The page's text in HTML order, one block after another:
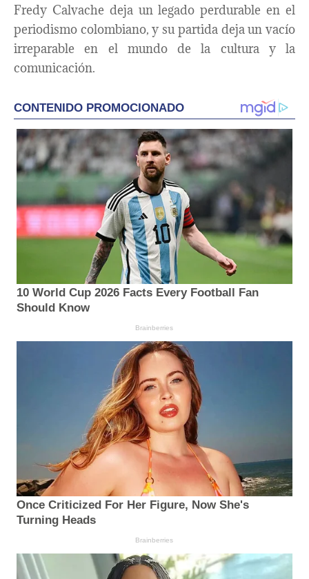
Fredy Calvache deja un legado perdurable en el
periodismo colombiano, y su partida deja un vacío
irreparable en el mundo de la cultura y la
comunicación.